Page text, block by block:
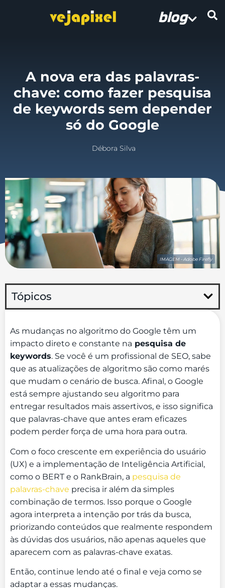
blog
A nova era das palavras-
chave: como fazer pesquisa
de keywords sem depender
só do Google
Débora Silva
IMAGEM - Adobe Firefly
Tópicos
As mudanças no algoritmo do Google têm um
impacto direto e constante na pesquisa de
keywords. Se você é um profissional de SEO, sabe
que as atualizações de algoritmo são como marés
que mudam o cenário de busca. Afinal, o Google
está sempre ajustando seu algoritmo para
entregar resultados mais assertivos, e isso significa
que palavras-chave que antes eram eficazes
podem perder força de uma hora para outra.
Com o foco crescente em experiência do usuário
(UX) e a implementação de Inteligência Artificial,
como o BERT e o RankBrain, a pesquisa de
palavras-chave precisa ir além da simples
combinação de termos. Isso porque o Google
agora interpreta a intenção por trás da busca,
priorizando conteúdos que realmente respondem
às dúvidas dos usuários, não apenas aqueles que
aparecem com as palavras-chave exatas.
Então, continue lendo até o final e veja como se
adaptar a essas mudanças.